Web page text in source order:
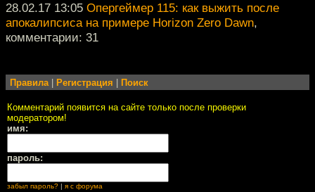
28.02.17 13:05 Опергеймер 115: как выжить после
апокалипсиса на примере Horizon Zero Dawn,
комментарии: 31
Правила| Регистрация Поиск
Комментарий появится на сайте только после проверки
модератором!
имя:
пароль:
забыл пароль? | я с форума